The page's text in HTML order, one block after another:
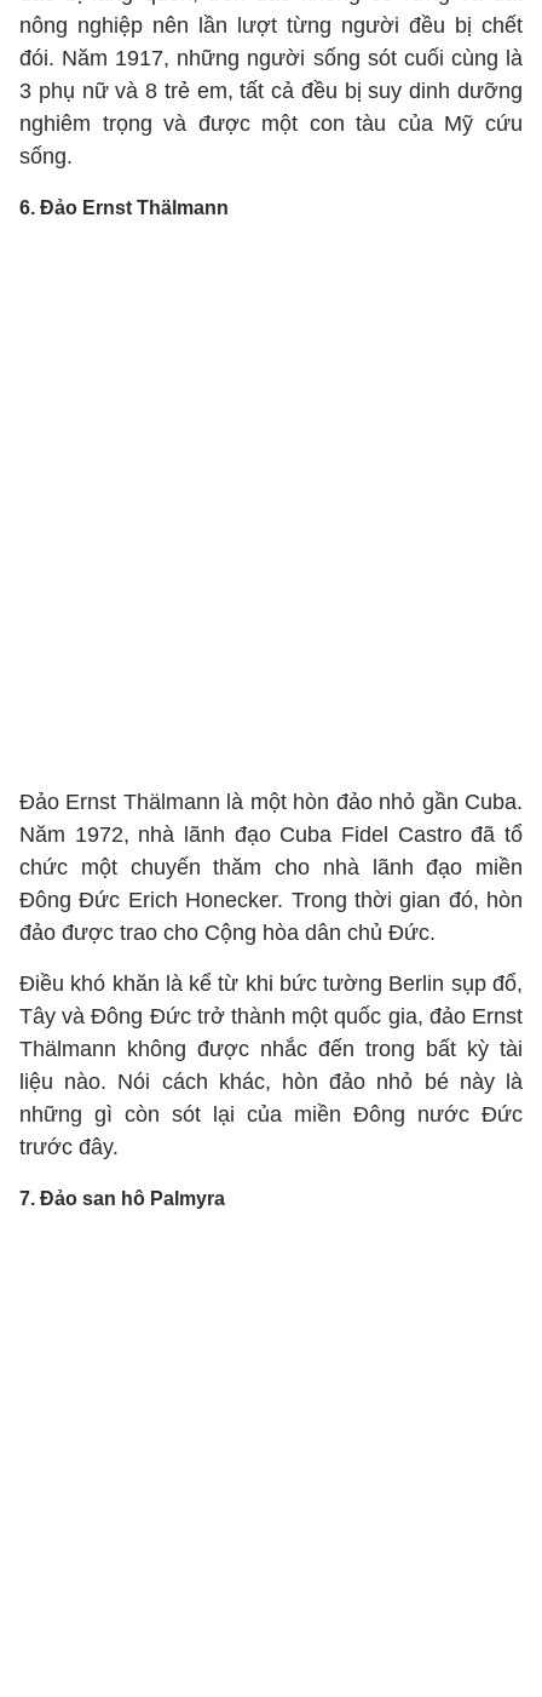
nông nghiệp nên lần lượt từng người đều bị chết
đói. Năm 1917, những người sống sót cuối cùng là
3 phụ nữ và 8 trẻ em, tất cả đều bị suy dinh dưỡng
nghiêm trọng và được một con tàu của Mỹ cứu
sống.
6. Đảo Ernst Thälmann
Đảo Ernst Thälmann là một hòn đảo nhỏ gần Cuba.
Năm 1972, nhà lãnh đạo Cuba Fidel Castro đã tổ
chức một chuyến thăm cho nhà lãnh đạo miền
Đông Đức Erich Honecker. Trong thời gian đó, hòn
đảo được trao cho Cộng hòa dân chủ Đức.
Điều khó khăn là kể từ khi bức tường Berlin sụp đổ,
Tây và Đông Đức trở thành một quốc gia, đảo Ernst
Thälmann không được nhắc đến trong bất kỳ tài
liệu nào. Nói cách khác, hòn đảo nhỏ bé này là
những gì còn sót lại của miền Đông nước Đức
trước đây.
7. Đảo san hô Palmyra